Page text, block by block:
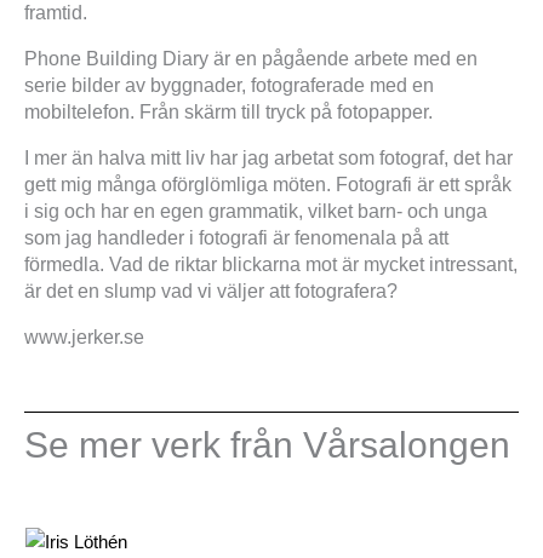
framtid.
Phone Building Diary är en pågående arbete med en
serie bilder av byggnader, fotograferade med en
mobiltelefon. Från skärm till tryck på fotopapper.
I mer än halva mitt liv har jag arbetat som fotograf, det har
gett mig många oförglömliga möten. Fotografi är ett språk
i sig och har en egen grammatik, vilket barn- och unga
som jag handleder i fotografi är fenomenala på att
förmedla. Vad de riktar blickarna mot är mycket intressant,
är det en slump vad vi väljer att fotografera?
www.jerker.se
Se mer verk från Vårsalongen